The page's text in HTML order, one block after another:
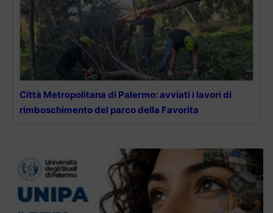
Città Metropolitana di Palermo: avviati i lavori di
rimboschimento del parco della Favorita